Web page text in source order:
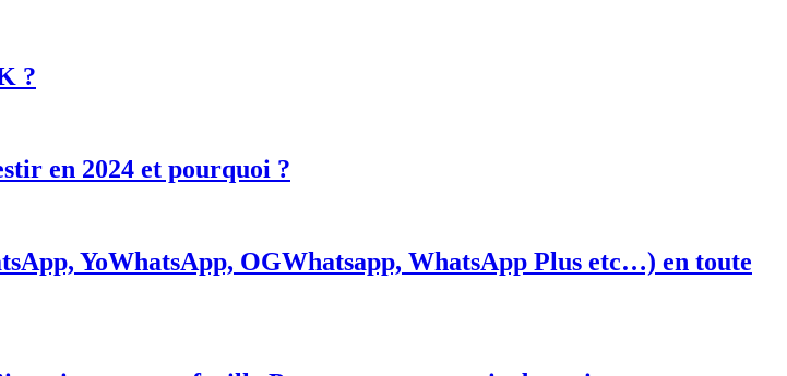
?
en 2024 et pourquoi ?
YoWhatsApp, OGWhatsapp, WhatsApp Plus etc…) en toute